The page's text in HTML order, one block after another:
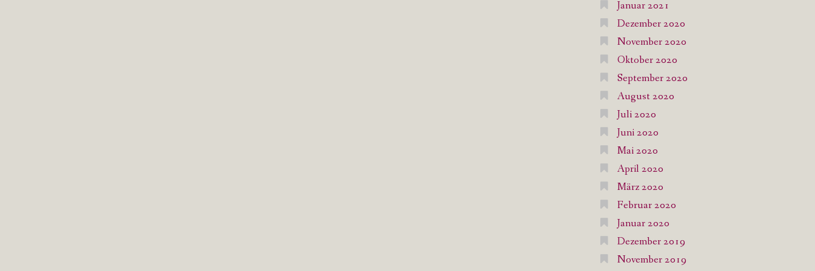
Januar 2021
Dezember 2020
November 2020
Oktober 2020
September 2020
August 2020
Juli 2020
Juni 2020
Mai 2020
April 2020
März 2020
Februar 2020
Januar 2020
Dezember 2019
November 2019